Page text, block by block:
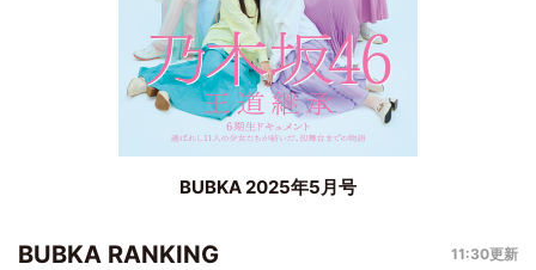
BUBKA 2025年5月号
BUBKA RANKING 11:30更新